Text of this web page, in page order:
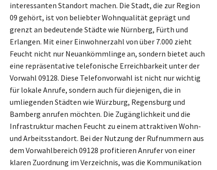
interessanten Standort machen. Die Stadt, die zur Region
09 gehört, ist von beliebter Wohnqualität geprägt und
grenzt an bedeutende Städte wie Nürnberg, Fürth und
Erlangen. Mit einer Einwohnerzahl von über 7.000 zieht
Feucht nicht nur Neuankömmlinge an, sondern bietet auch
eine repräsentative telefonische Erreichbarkeit unter der
Vorwahl 09128. Diese Telefonvorwahl ist nicht nur wichtig
für lokale Anrufe, sondern auch für diejenigen, die in
umliegenden Städten wie Würzburg, Regensburg und
Bamberg anrufen möchten. Die Zugänglichkeit und die
Infrastruktur machen Feucht zu einem attraktiven Wohn-
und Arbeitsstandort. Bei der Nutzung der Rufnummern aus
dem Vorwahlbereich 09128 profitieren Anrufer von einer
klaren Zuordnung im Verzeichnis, was die Kommunikation